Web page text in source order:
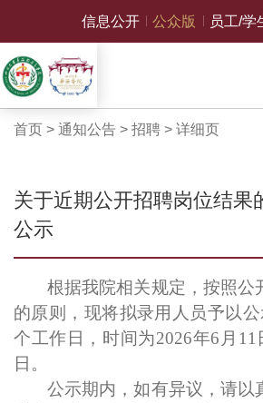
信息公开 公众版 员工/学
首页 > 通知公告> 招聘> 详细页
关于近期公开招聘岗位结果
公示
根据我院相关规定，按照公
的原则，现将拟录用人员予以
个工作日，时间为2026年6月 11
日。
公示期内，如有异议，请以